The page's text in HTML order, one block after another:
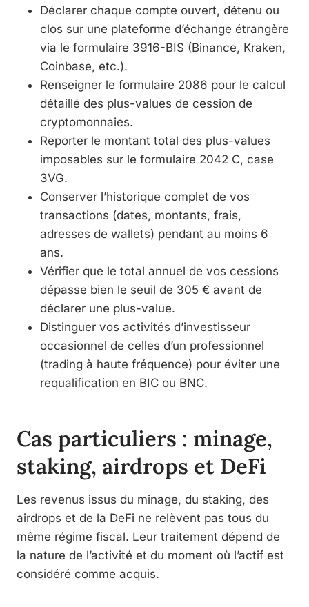
Déclarer chaque compte ouvert, détenu ou
clos sur une plateforme d’échange étrangère
via le formulaire 3916-BIS (Binance, Kraken,
Coinbase, etc.).
Renseigner le formulaire 2086 pour le calcul
détaillé des plus-values de cession de
cryptomonnaies.
Reporter le montant total des plus-values
imposables sur le formulaire 2042 C, case
3VG.
Conserver l’historique complet de vos
transactions (dates, montants, frais,
adresses de wallets) pendant au moins 6
ans.
Vérifier que le total annuel de vos cessions
dépasse bien le seuil de 305 € avant de
déclarer une plus-value.
Distinguer vos activités d’investisseur
occasionnel de celles d’un professionnel
(trading à haute fréquence) pour éviter une
requalification en BIC ou BNC.
Cas particuliers : minage,
staking, airdrops et DeFi
Les revenus issus du minage, du staking, des
airdrops et de la DeFi ne relèvent pas tous du
même régime fiscal. Leur traitement dépend de
la nature de l’activité et du moment où l’actif est
considéré comme acquis.